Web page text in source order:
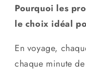
Pourquoi les
le choix idéal
En voyage,
chaque minute